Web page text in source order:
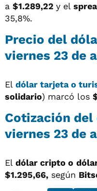
a $1.289,22 y el
35,8%.
Precio del
viernes 23 de
El dólar tarjeta o
solidario) marcó los
Cotización
viernes 23 de
El dólar cripto o
$1.295,66, según